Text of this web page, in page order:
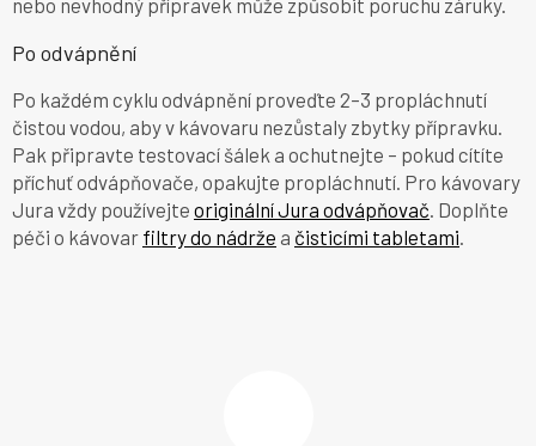
Po odvápnění
Po každém cyklu odvápnění proveďte 2–3 propláchnutí
čistou vodou, aby v kávovaru nezůstaly zbytky přípravku.
Pak připravte testovací šálek a ochutnejte – pokud cítíte
příchuť odvápňovače, opakujte propláchnutí. Pro kávovary
Jura vždy používejte originální Jura odvápňovač . Doplňte
péči o kávovar filtry do nádrže a čisticími tabletami